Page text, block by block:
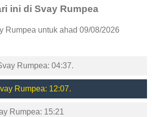
ini di Svay Rumpea
Rumpea untuk ahad 09/08/2026
Rumpea: 04:37.
Rumpea: 12:07.
Rumpea: 15:21